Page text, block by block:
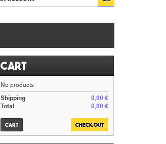
Cart
No products
0,00 €
Shipping
0,00 €
Total
Cart Check out